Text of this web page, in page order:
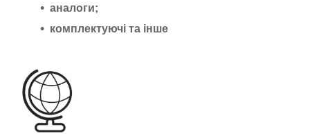
аналоги;
комплектуючі та інше